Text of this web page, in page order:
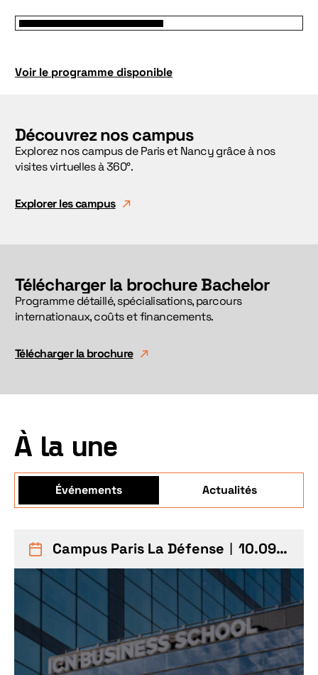
Voir le programme disponible
Découvrez nos campus
Explorez nos campus de Paris et Nancy grâce à nos
visites virtuelles à 360°.
Explorer les campus
Télécharger la brochure Bachelor
Programme détaillé, spécialisations, parcours
internationaux, coûts et financements.
Télécharger la brochure
À la une
Événements Actualités
Campus Paris La Défense ︱10.09.26